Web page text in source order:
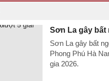
Sơn La gây bất
Sơn La gây bất
Phong Phú Hà
gia 2026.